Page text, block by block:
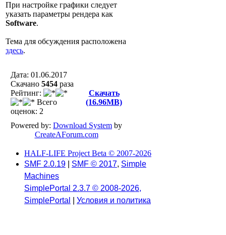
При настройке графики следует
указать параметры рендера как
Software.
Тема для обсуждения расположена
здесь.
Дата: 01.06.2017
Скачано 5454 разa
Рейтинг:
Всего
оценок: 2
Скачать
(16.96MB)
Powered by: Download System by
CreateAForum.com
HALF-LIFE Project Beta © 2007-2026
SMF 2.0.19
SMF © 2017, Simple
Machines
SimplePortal 2.3.7 © 2008-2026,
SimplePortal
Условия и политика